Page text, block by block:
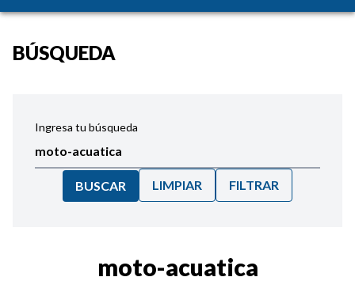
BÚSQUEDA
Ingresa tu búsqueda
BUSCAR LIMPIAR FILTRAR
moto-acuatica